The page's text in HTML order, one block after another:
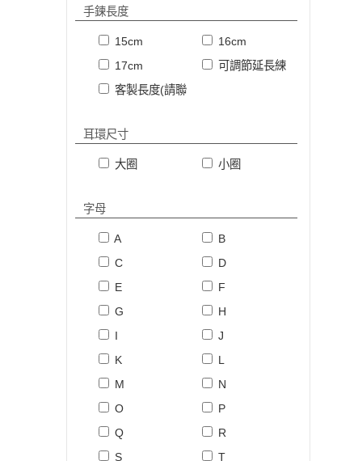
手鍊長度
15cm
16cm
17cm
可調節延長練
客製長度(請聯繫客服或備註)
耳環尺寸
大圈 小圈
字母
A
B
C
D
E
F
G
H
I
J
K
L
M
N
O
P
Q
R
S
T